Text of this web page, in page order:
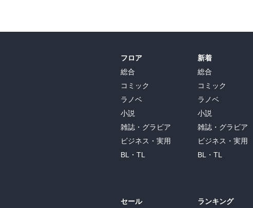
フロア
総合
コミック
ラノベ
小説
雑誌・グラビア
ビジネス・実用
BL・TL
セール
新着
総合
コミック
ラノベ
小説
雑誌・グラビア
ビジネス・実用
BL・TL
ランキング